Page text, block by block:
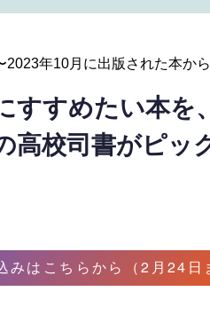
2023年10月に出版された本から
すすめたい本を、
高校司書がピッ
はこちらから（2月24日